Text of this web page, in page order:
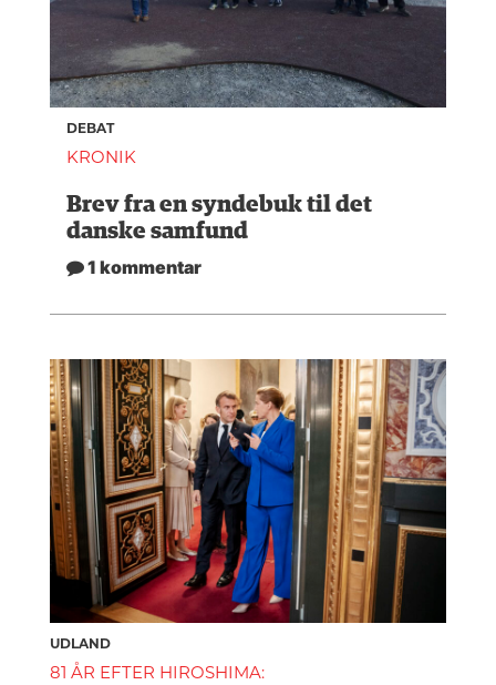
DEBAT
KRONIK
Brev fra en syndebuk til det
danske samfund
1 kommentar
UDLAND
81 ÅR EFTER HIROSHIMA: